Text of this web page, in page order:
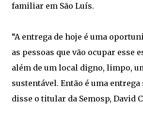
familiar em São Luís.
“A entrega de hoje é uma
as pessoas que vão ocupar esse
além de um local digno, limpo,
sustentável. Então é uma entrega
disse o titular da Semosp, David